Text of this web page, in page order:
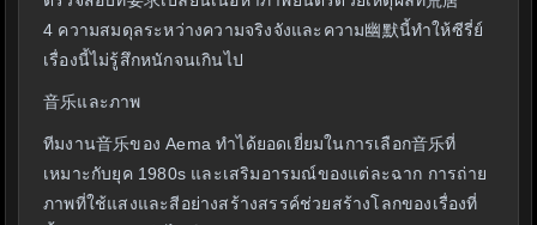
4 ความสมดุลระหว่างความจริงจังและความ幽默นี้ทำให้ซีรี่ย์
เรื่องนี้ไม่รู้สึกหนักจนเกินไป
音乐และภาพ
ทีมงาน音乐ของ Aema ทำได้ยอดเยี่ยมในการเลือก音乐ที่
เหมาะกับยุค 1980s และเสริมอารมณ์ของแต่ละฉาก การถ่าย
ภาพที่ใช้แสงและสีอย่างสร้างสรรค์ช่วยสร้างโลกของเรื่องที่